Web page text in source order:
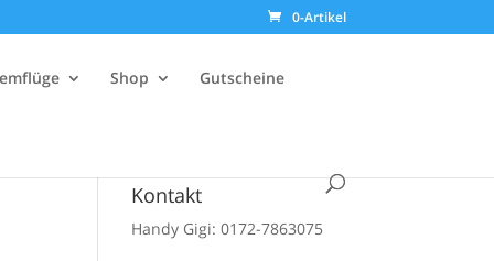
0-Artikel
Shop Gutscheine
Kontakt
Handy Gigi: 0172-7863075